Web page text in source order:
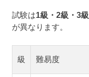
試験は1級・2級・3級
が異なります。
級 難易度